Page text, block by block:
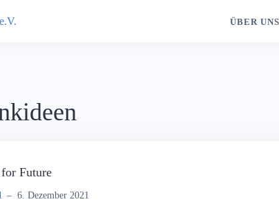
ÜBER UNS
Future
– 6. Dezember 2021